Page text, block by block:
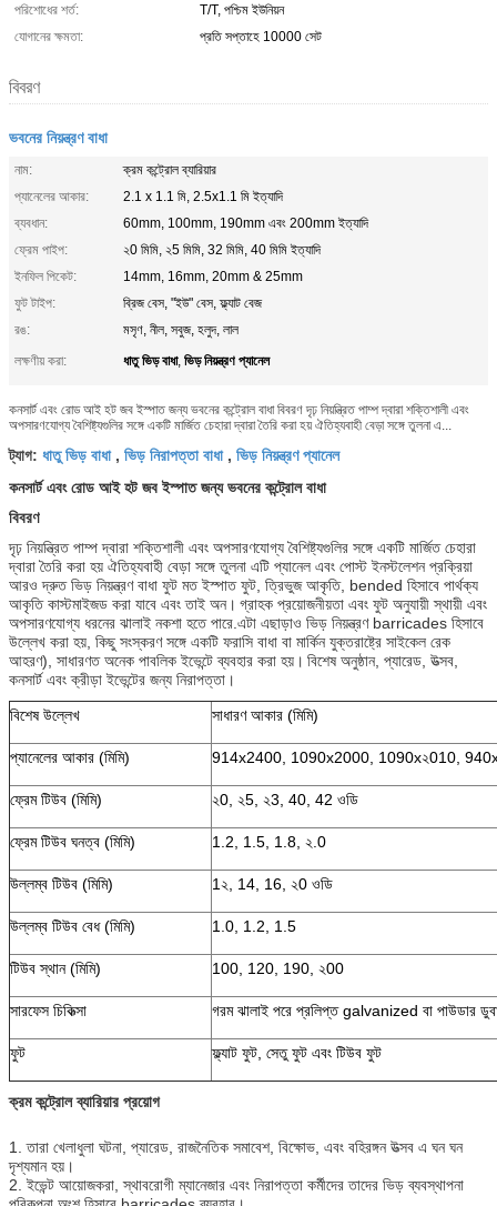
পরিশোধের শর্ত:
T/T, পশ্চিম ইউনিয়ন
যোগানের ক্ষমতা:
প্রতি সপ্তাহে 10000 সেট
বিবরণ
ভবনের নিয়ন্ত্রণ বাধা
নাম:
ক্রম কন্ট্রোল ব্যারিয়ার
প্যানেলের আকার:
2.1 x 1.1 মি, 2.5x1.1 মি ইত্যাদি
ব্যবধান:
60mm, 100mm, 190mm এবং 200mm ইত্যাদি
ফ্রেম পাইপ:
২0 মিমি, ২5 মিমি, 32 মিমি, 40 মিমি ইত্যাদি
ইনফিল পিকেট:
14mm, 16mm, 20mm & 25mm
ফুট টাইপ:
ব্রিজ বেস, "ইউ" বেস, ফ্ল্যাট বেজ
রঙ:
মসৃণ, নীল, সবুজ, হলুদ, লাল
লক্ষণীয় করা:
ধাতু ভিড় বাধা, ভিড় নিয়ন্ত্রণ প্যানেল
কনসার্ট এবং রোড আই হট জব ইস্পাত জন্য ভবনের কন্ট্রোল বাধা বিবরণ দৃঢ় নিয়ন্ত্রিত পাম্প দ্বারা শক্তিশালী এবং
অপসারণযোগ্য বৈশিষ্ট্যগুলির সঙ্গে একটি মার্জিত চেহারা দ্বারা তৈরি করা হয় ঐতিহ্যবাহী বেড়া সঙ্গে তুলনা এ...
ট্যাগ: ধাতু ভিড় বাধা, ভিড় নিরাপত্তা বাধা, ভিড় নিয়ন্ত্রণ প্যানেল
কনসার্ট এবং রোড আই হট জব ইস্পাত জন্য ভবনের কন্ট্রোল বাধা
বিবরণ
দৃঢ় নিয়ন্ত্রিত পাম্প দ্বারা শক্তিশালী এবং অপসারণযোগ্য বৈশিষ্ট্যগুলির সঙ্গে একটি মার্জিত চেহারা
দ্বারা তৈরি করা হয় ঐতিহ্যবাহী বেড়া সঙ্গে তুলনা এটি প্যানেল এবং পোস্ট ইনস্টলেশন প্রক্রিয়া
আরও দ্রুত ভিড় নিয়ন্ত্রণ বাধা ফুট মত ইস্পাত ফুট, ত্রিভুজ আকৃতি, bended হিসাবে পার্থক্য
আকৃতি কাস্টমাইজড করা যাবে এবং তাই অন। গ্রাহক প্রয়োজনীয়তা এবং ফুট অনুযায়ী স্থায়ী এবং
অপসারণযোগ্য ধরনের ঝালাই নকশা হতে পারে.এটা এছাড়াও ভিড় নিয়ন্ত্রণ barricades হিসাবে
উল্লেখ করা হয়, কিছু সংস্করণ সঙ্গে একটি ফরাসি বাধা বা মার্কিন যুক্তরাষ্ট্রে সাইকেল রেক
আহরণ), সাধারণত অনেক পাবলিক ইভেন্টে ব্যবহার করা হয়। বিশেষ অনুষ্ঠান, প্যারেড, উত্সব,
কনসার্ট এবং ক্রীড়া ইভেন্টের জন্য নিরাপত্তা।
বিশেষ উল্লেখ
সাধারণ আকার (মিমি)
প্যানেলের আকার (মিমি) 914x2400, 1090x2000, 1090x২010,
ফ্রেম টিউব (মিমি) ২0, ২5, ২3, 40, 42 ওডি
ফ্রেম টিউব ঘনত্ব (মিমি) 1.2, 1.5, 1.8, ২.0
উল্লম্ব টিউব (মিমি) 1২, 14, 16, ২0 ওডি
উল্লম্ব টিউব বেধ (মিমি) 1.0, 1.2, 1.5
টিউব স্থান (মিমি) 100, 120, 190, ২00
সারফেস চিকিত্সা গরম ঝালাই পরে প্রলিপ্ত galvanized বা পাউডার
ফুট ফ্ল্যাট ফুট, সেতু ফুট এবং টিউব ফুট
ক্রম কন্ট্রোল ব্যারিয়ার প্রয়োগ
1. তারা খেলাধুলা ঘটনা, প্যারেড, রাজনৈতিক সমাবেশ, বিক্ষোভ, এবং বহিরঙ্গন উত্সব এ ঘন ঘন
দৃশ্যমান হয়।
2. ইভেন্ট আয়োজকরা, স্থাবরোগী ম্যানেজার এবং নিরাপত্তা কর্মীদের তাদের ভিড় ব্যবস্থাপনা